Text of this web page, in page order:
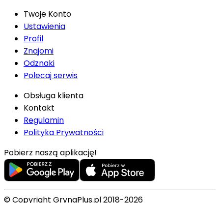
Twoje Konto
Ustawienia
Profil
Znajomi
Odznaki
Polecaj serwis
Obsługa klienta
Kontakt
Regulamin
Polityka Prywatności
Pobierz naszą aplikację!
© Copyright GrynaPlus.pl 2018-2026